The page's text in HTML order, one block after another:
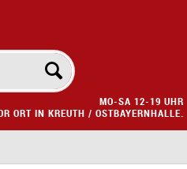
MO-SA 12-19 UHR
ORT IN KREUTH / OSTBAYERNHALLE.